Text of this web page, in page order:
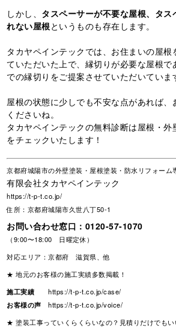
しかし、 タスペーサーが不要な屋根、タス
れない屋根というものも存在します。
タカヤペインテックでは、お住まいの屋
ていただいた上で、縁切りが必要な屋根で
での縁切りをご提案させていただいていま
屋根の状態に少しでも不安な点があれば
くださいね。
タカヤペインテックの無料診断は屋根・外
をチェックいたします！
京都府城陽市の外壁塗装・屋根塗装・防水リフォーム
有限会社タカヤペインテック
https://t-p-t.co.jp/
住所：京都府城陽市久世八丁50-1
お問い合わせ窓口： 0120-57-1070
（9:00〜18:00 日曜定休）
対応エリア：京都府 滋賀県、他
★ 地元のお客様の施工実績多数掲載！
施工実績
https://t-p-t.co.jp/case/
お客様の声
https://t-p-t.co.jp/voice/
★ 塗装工事っていくらくらいなの？見積りだけでもい